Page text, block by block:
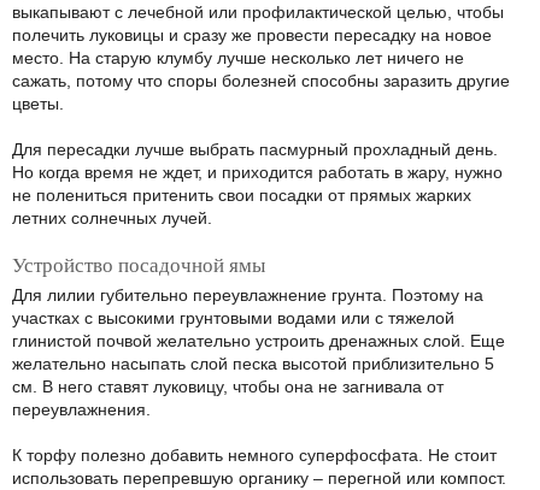
выкапывают с лечебной или профилактической целью, чтобы
полечить луковицы и сразу же провести пересадку на новое
место. На старую клумбу лучше несколько лет ничего не
сажать, потому что споры болезней способны заразить другие
цветы.
Для пересадки лучше выбрать пасмурный прохладный день.
Но когда время не ждет, и приходится работать в жару, нужно
не полениться притенить свои посадки от прямых жарких
летних солнечных лучей.
Устройство посадочной ямы
Для лилии губительно переувлажнение грунта. Поэтому на
участках с высокими грунтовыми водами или с тяжелой
глинистой почвой желательно устроить дренажных слой. Еще
желательно насыпать слой песка высотой приблизительно 5
см. В него ставят луковицу, чтобы она не загнивала от
переувлажнения.
К торфу полезно добавить немного суперфосфата. Не стоит
использовать перепревшую органику – перегной или компост.